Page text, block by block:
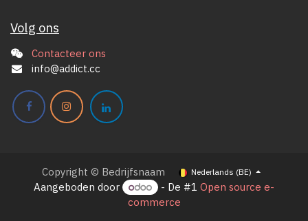
Volg ons
Contacteer ons
info@addict.cc
Copyright © Bedrijfsnaam Nederlands (BE)
Aangeboden door - De #1 Open source e-
commerce